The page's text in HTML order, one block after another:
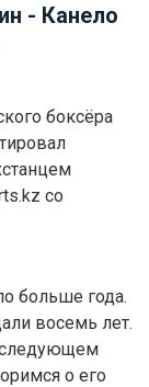
- Канело
боксёра
со
больше года.
восемь лет.
следующем
о его